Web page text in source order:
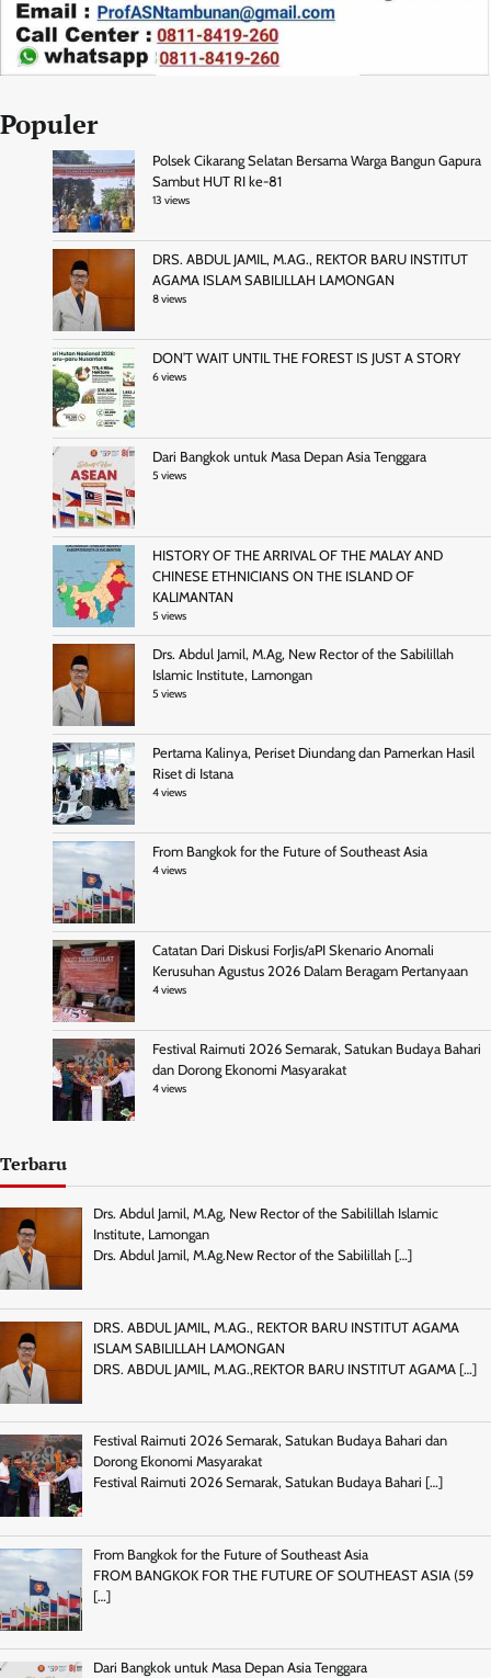
Populer
Polsek Cikarang Selatan Bersama Warga Bangun Gapura
Sambut HUT RI ke-81
13 views
DRS. ABDUL JAMIL, M.AG., REKTOR BARU INSTITUT
AGAMA ISLAM SABILILLAH LAMONGAN
8 views
DON’T WAIT UNTIL THE FOREST IS JUST A STORY
6 views
Dari Bangkok untuk Masa Depan Asia Tenggara
5 views
HISTORY OF THE ARRIVAL OF THE MALAY AND
CHINESE ETHNICIANS ON THE ISLAND OF
KALIMANTAN
5 views
Drs. Abdul Jamil, M.Ag, New Rector of the Sabilillah
Islamic Institute, Lamongan
5 views
Pertama Kalinya, Periset Diundang dan Pamerkan Hasil
Riset di Istana
4 views
From Bangkok for the Future of Southeast Asia
4 views
Catatan Dari Diskusi ForJis/aPI Skenario Anomali
Kerusuhan Agustus 2026 Dalam Beragam Pertanyaan
4 views
Festival Raimuti 2026 Semarak, Satukan Budaya Bahari
dan Dorong Ekonomi Masyarakat
4 views
Terbaru
Drs. Abdul Jamil, M.Ag, New Rector of the Sabilillah Islamic
Institute, Lamongan
Drs. Abdul Jamil, M.Ag.New Rector of the Sabilillah […]
DRS. ABDUL JAMIL, M.AG., REKTOR BARU INSTITUT AGAMA
ISLAM SABILILLAH LAMONGAN
DRS. ABDUL JAMIL, M.AG.,REKTOR BARU INSTITUT AGAMA […]
Festival Raimuti 2026 Semarak, Satukan Budaya Bahari dan
Dorong Ekonomi Masyarakat
Festival Raimuti 2026 Semarak, Satukan Budaya Bahari […]
From Bangkok for the Future of Southeast Asia
FROM BANGKOK FOR THE FUTURE OF SOUTHEAST ASIA (59
[…]
Dari Bangkok untuk Masa Depan Asia Tenggara